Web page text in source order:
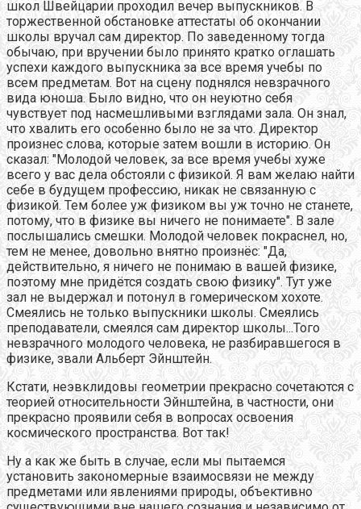
школ Швейцарии проходил вечер выпускников. В
торжественной обстановке аттестаты об окончании
школы вручал сам директор. По заведенному тогда
обычаю, при вручении было принято кратко оглашать
успехи каждого выпускника за все время учебы по
всем предметам. Вот на сцену поднялся невзрачного
вида юноша. Было видно, что он неуютно себя
чувствует под насмешливыми взглядами зала. Он знал,
что хвалить его особенно было не за что. Директор
произнес слова, которые затем вошли в историю. Он
сказал: "Молодой человек, за все время учебы хуже
всего у вас дела обстояли с физикой. Я вам желаю найти
себе в будущем профессию, никак не связанную с
физикой. Тем более уж физиком вы уж точно не станете,
потому, что в физике вы ничего не понимаете". В зале
послышались смешки. Молодой человек покраснел, но,
тем не менее, довольно внятно произнёс: "Да,
действительно, я ничего не понимаю в вашей физике,
поэтому мне придётся создать свою физику". Тут уже
зал не выдержал и потонул в гомерическом хохоте.
Смеялись не только выпускники школы. Смеялись
преподаватели, смеялся сам директор школы...Того
невзрачного молодого человека, не разбиравшегося в
физике, звали Альберт Эйнштейн.
Кстати, неэвклидовы геометрии прекрасно сочетаются с
теорией относительности Эйнштейна, в частности, они
прекрасно проявили себя в вопросах освоения
космического пространства. Вот так!
Ну а как же быть в случае, если мы пытаемся
установить закономерные взаимосвязи не между
предметами или явлениями природы, объективно